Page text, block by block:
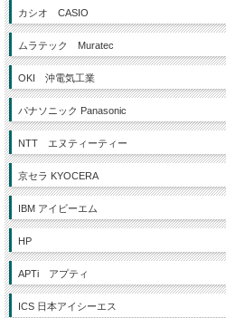
カシオ CASIO
ムラテック Muratec
OKI 沖電気工業
パナソニック Panasonic
NTT エヌティーティー
京セラ KYOCERA
IBM アイビーエム
HP
APTi アプティ
ICS 日本アイシーエス